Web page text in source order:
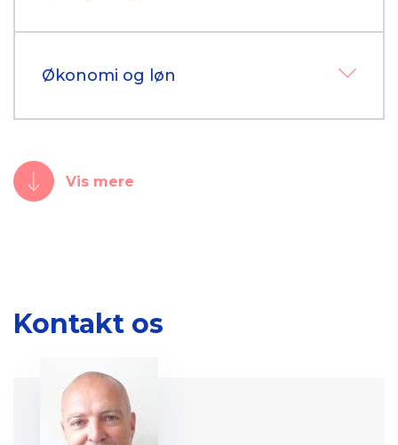
Økonomi og løn
Vis mere
Kontakt os